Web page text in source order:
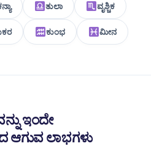
ತುಲಾ ವೃಶ್ಚಿಕ
ಕುಂಭ ಮೀನ
ಇಂದೇ
ಆಗುವ ಲಾಭಗಳು